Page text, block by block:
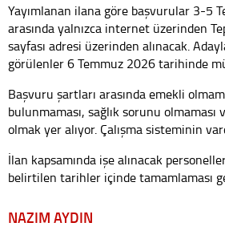
Yayımlanan ilana göre başvurular 3-5
arasında yalnızca internet üzerinden
sayfası adresi üzerinden alınacak.
görülenler 6 Temmuz 2026 tarihinde
Başvuru şartları arasında emekli
bulunmaması, sağlık sorunu olmaması
olmak yer alıyor. Çalışma sisteminin
İlan kapsamında işe alınacak
belirtilen tarihler içinde tamamlaması
NAZIM AYDIN